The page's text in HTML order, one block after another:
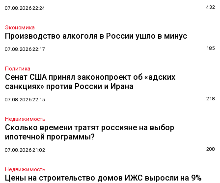
07.08.2026 22:24 432
Экономика
Производство алкоголя в России ушло в минус
07.08.2026 22:17 185
Политика
Сенат США принял законопроект об «адских
санкциях» против России и Ирана
07.08.2026 22:15 218
Недвижимость
Сколько времени тратят россияне на выбор
ипотечной программы?
07.08.2026 21:02 208
Недвижимость
Цены на строительство домов ИЖС выросли на 9%